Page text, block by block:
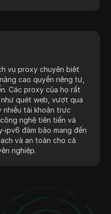
vụ proxy chuyên biệt
cao quyền riêng tư,
Các proxy của họ rất
quét web, vượt qua
nhiều tài khoản trực
nghệ tiên tiến và
ipv6 đảm bảo mang đến
và an toàn cho cả
nghiệp.